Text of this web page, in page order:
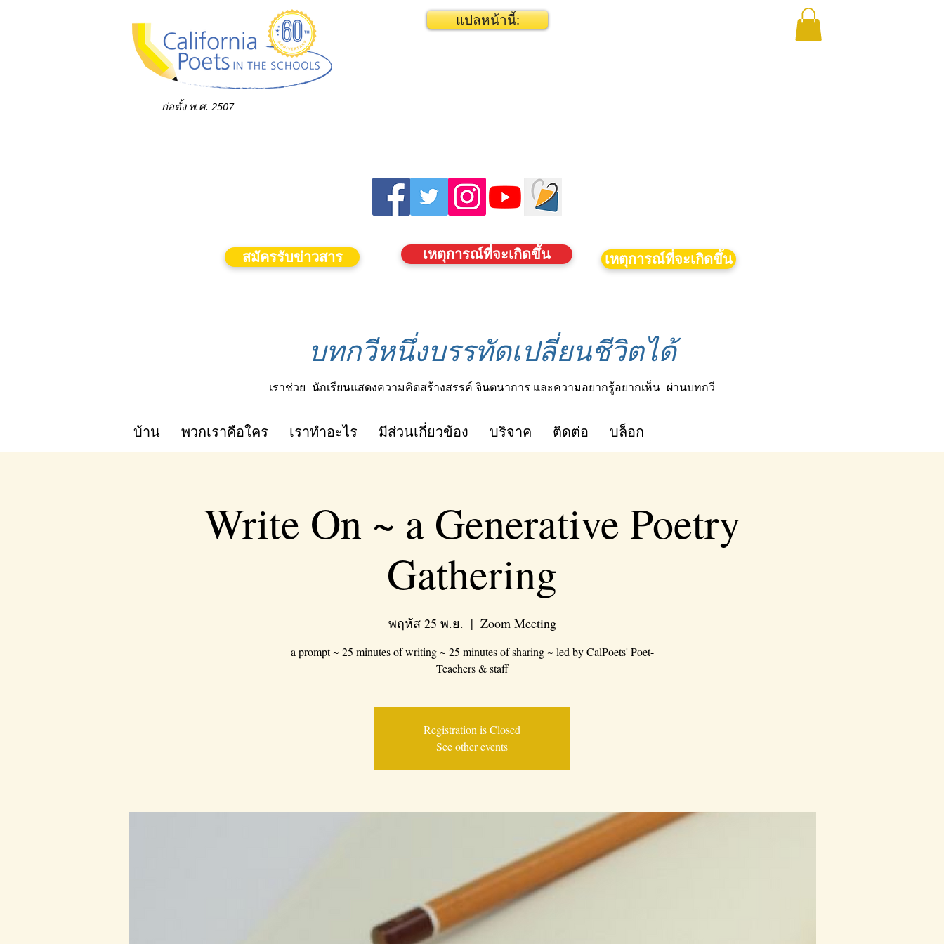
ก่อตั้ง พ.ศ. 2507
แปลหน้านี้:
สมัครรับข่าวสาร เหตุการณ์ที่จะเกิดขึ้น เหตุการณ์ที่จะเกิดขึ้น
บทกวีหนึ่งบรรทัดเปลี่ยนชีวิตได้
เราช่วย นักเรียนแสดงความคิดสร้างสรรค์ จินตนาการ และความอยากรู้อยากเห็น ผ่านบทกวี
บ้าน พวกเราคือใคร เราทำอะไร มีส่วนเกี่ยวข้อง บริจาค ติดต่อ บล็อก
Write On ~ a Generative Poetry
Gathering
พฤหัส 25 พ.ย.
  |
Zoom Meeting
a prompt ~ 25 minutes of writing ~ 25 minutes of sharing ~ led by CalPoets' Poet-
Teachers & staff
Registration is Closed
See other events